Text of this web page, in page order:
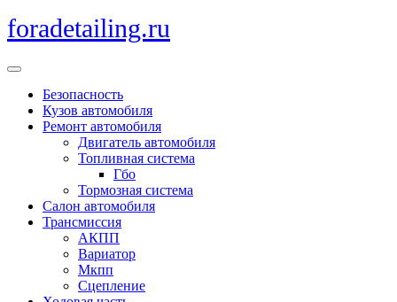
Перейти
к
foradetailing.ru
Кнопка
ОткрытьБезопасность
Кузов автомобиля
Ремонт автомобиля
Двигатель автомобиля
Топливная система
Гбо
Тормозная система
Салон автомобиля
Трансмиссия
АКПП
Вариатор
Мкпп
Сцепление